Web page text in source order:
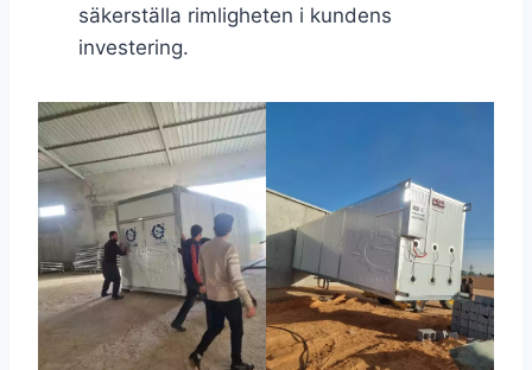
säkerställa rimligheten i kundens
investering.